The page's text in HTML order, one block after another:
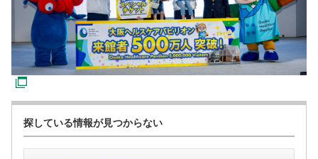
探している情報が見つからない